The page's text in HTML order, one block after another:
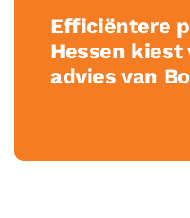
Efficiëntere
Hessen kiest
advies van